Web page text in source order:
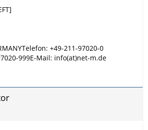
+49-211-97020-0
999E-Mail: info(at)net-m.de